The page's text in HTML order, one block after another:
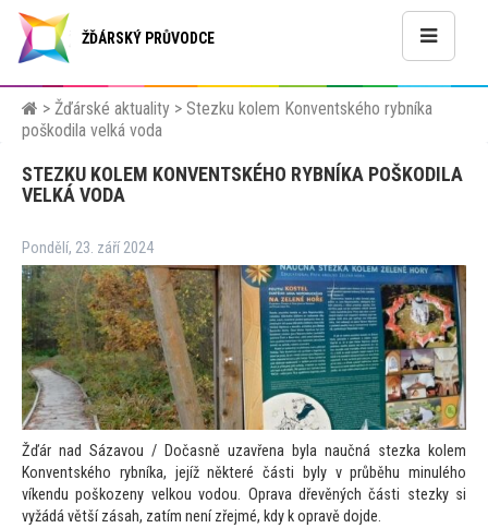
ŽĎÁRSKÝ PRŮVODCE
> Žďárské aktuality > Stezku kolem Konventského rybníka
poškodila velká voda
STEZKU KOLEM KONVENTSKÉHO RYBNÍKA POŠKODILA
VELKÁ VODA
Pondělí, 23. září 2024
Žďár nad Sázavou / Dočasně uzavřena byla naučná stezka kolem
Konventského rybníka, jejíž některé části byly v průběhu minulého
víkendu poškozeny velkou vodou. Oprava dřevěných části stezky si
vyžádá větší zásah, zatím není zřejmé, kdy k opravě dojde.